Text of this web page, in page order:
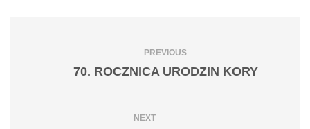
PREVIOUS
70. ROCZNICA URODZIN KORY
NEXT